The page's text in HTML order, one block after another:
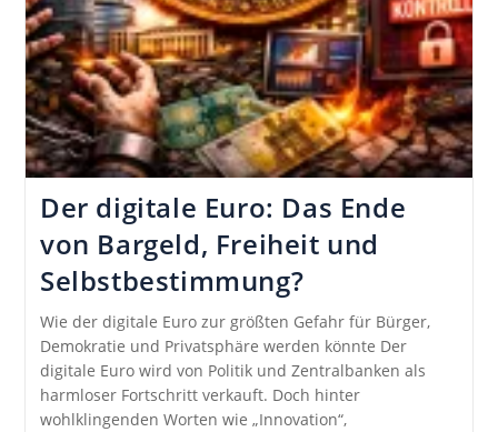
Der digitale Euro: Das Ende
von Bargeld, Freiheit und
Selbstbestimmung?
Wie der digitale Euro zur größten Gefahr für Bürger,
Demokratie und Privatsphäre werden könnte Der
digitale Euro wird von Politik und Zentralbanken als
harmloser Fortschritt verkauft. Doch hinter
wohlklingenden Worten wie „Innovation“,